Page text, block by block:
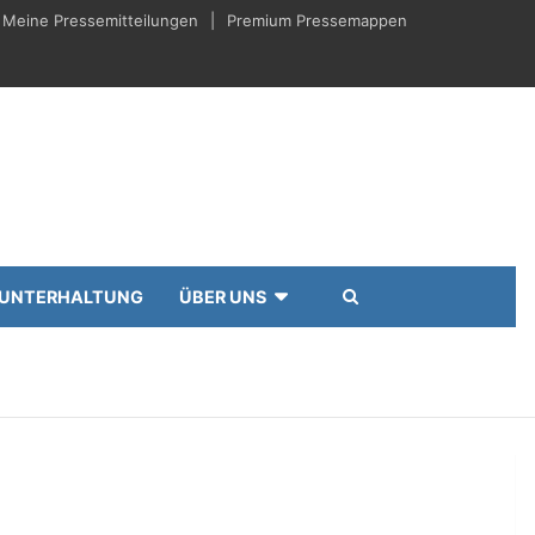
Meine Pressemitteilungen Premium Pressemappen
UNTERHALTUNG ÜBER UNS